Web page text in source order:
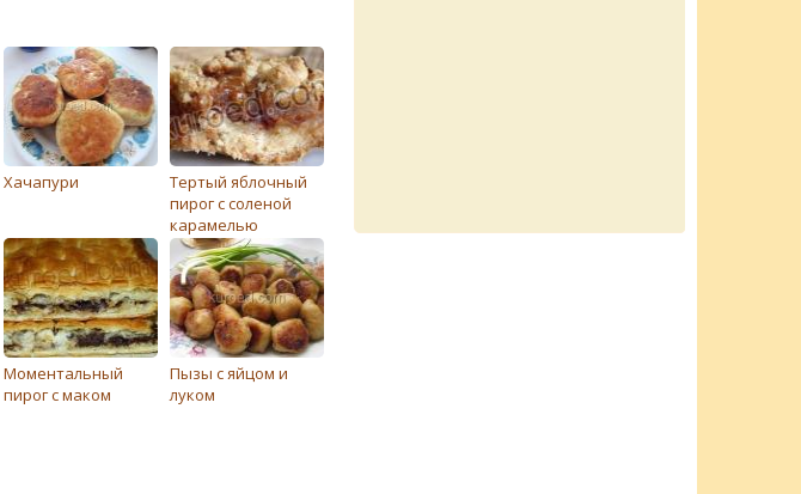
Хачапури
Тертый яблочный
пирог с соленой
карамелью
Моментальный
пирог с маком
Пызы с яйцом и
луком